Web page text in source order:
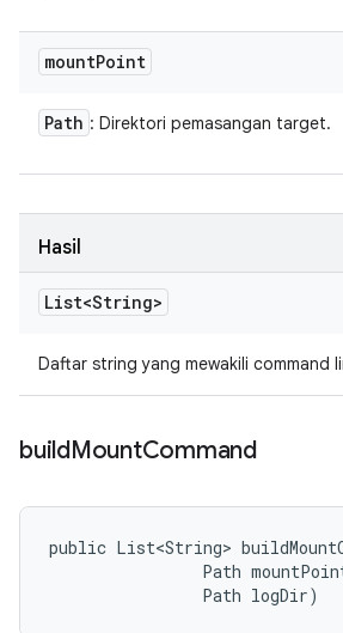
mountPoint
Path : Direktori pemasangan target.
Hasil
List<String>
Daftar string yang mewakili command
buildMountCommand
public List<String>
Path
                Path logDir)